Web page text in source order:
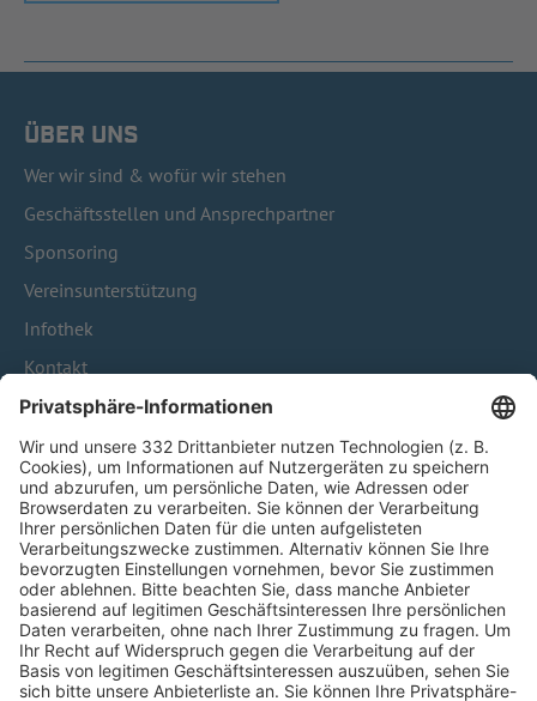
ÜBER UNS
Wer wir sind & wofür wir stehen
Geschäftsstellen und Ansprechpartner
Sponsoring
Vereinsunterstützung
Infothek
Kontakt
HÄUFIG BESUCHTE SEITEN
Pässe und Vereinswechsel
Trainerausbildung
Schulungsangebot Vereinsmitarbeiter
BFV-Geschäftsstellen
Trainerbörse
Login SpielPlus